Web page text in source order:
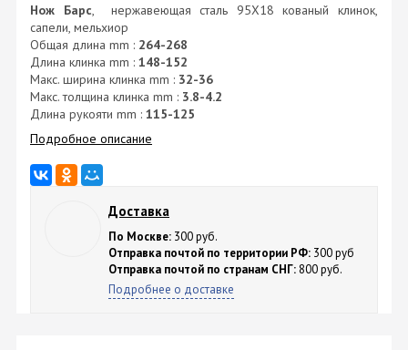
Нож Барс, нержавеющая сталь 95X18 кованый клинок,
сапели, мельхиор
Общая длина mm : 264-268
Длина клинка mm : 148-152
Макс. ширина клинка mm : 32-36
Макс. толщина клинка mm : 3.8-4.2
Длина рукояти mm : 115-125
Подробное описание
Доставка
По Москве: 300 руб.
Отправка почтой по территории РФ: 300 руб
Отправка почтой по странам СНГ: 800 руб.
Подробнее о доставке